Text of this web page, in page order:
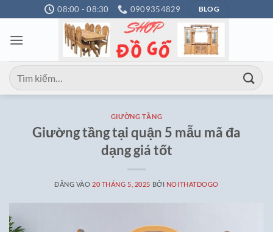
qua
nội
08:00 - 08:30 0909354829 BLOG
Tìm
kiếm:
GIƯỜNG TẦNG
Giường tầng tại quận 5 mẫu mã đa
dạng giá tốt
ĐĂNG VÀO 20 THÁNG 5, 2025 BỞI NOITHATDOGO